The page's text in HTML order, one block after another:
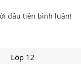
đầu tiên bình luận!
Lớp 12